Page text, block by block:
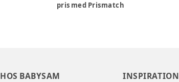
pris med Prismatch
HOS BABYSAM INSPIRATION